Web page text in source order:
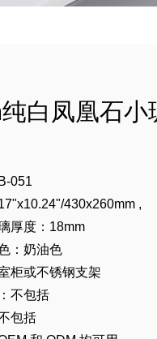
白凤凰石小
051
430x260mm ,
厚度：18mm
：奶油色
柜或不锈钢支架
不包括
包括